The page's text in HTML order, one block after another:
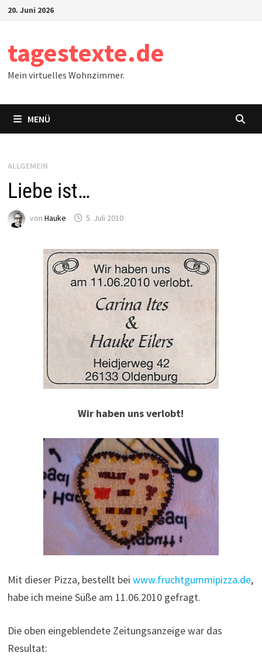
Zum20. Juni 2026
tagestexte.de
Mein virtuelles Wohnzimmer.
MENÜ
ALLGEMEIN
Liebe ist…
von Hauke 5. Juli 2010
Wir haben uns verlobt!
Mit dieser Pizza, bestellt bei www.fruchtgummipizza.de,
habe ich meine Süße am 11.06.2010 gefragt.
Die oben eingeblendete Zeitungsanzeige war das
Resultat: